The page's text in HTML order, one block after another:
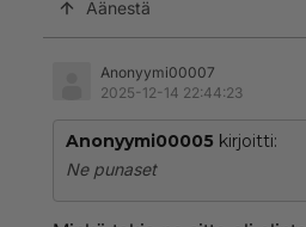
Äänestä
Anonyymi00007
2025-12-14 22:44:23
Anonyymi00005 kirjoitti:
Ne punaset